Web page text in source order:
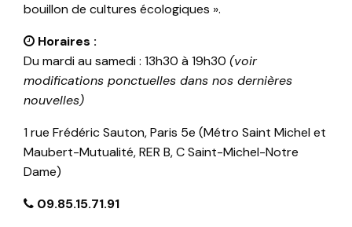
bouillon de cultures écologiques ».
Horaires :
Du mardi au samedi : 13h30 à 19h30 (voir
modifications ponctuelles dans nos dernières
nouvelles)
1 rue Frédéric Sauton, Paris 5e (Métro Saint Michel et
Maubert-Mutualité, RER B, C Saint-Michel-Notre
Dame)
09.85.15.71.91